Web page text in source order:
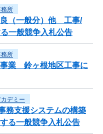
所
良（一般分）他 工事/
一般競争入札公告
所
事業 鈴ヶ根地区工事に
デミー
務支援システムの構築
る一般競争入札公告